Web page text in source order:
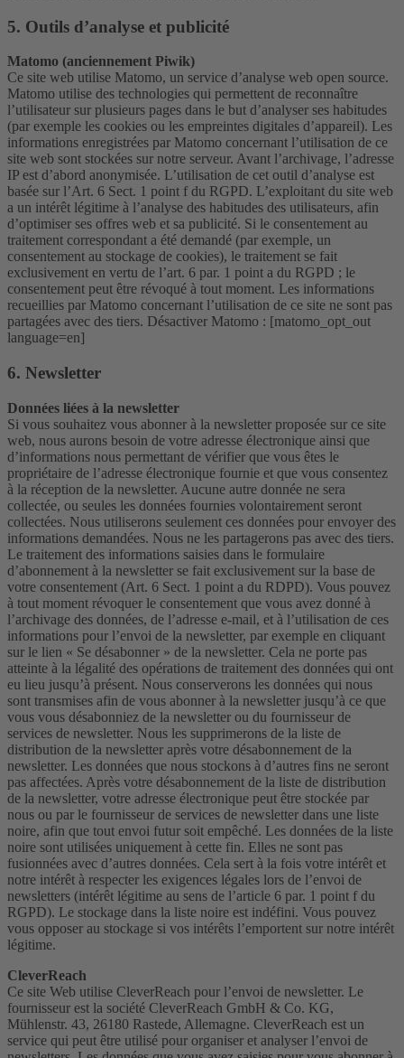
5. Outils d’analyse et publicité
Matomo (anciennement Piwik)
Ce site web utilise Matomo, un service d’analyse web open source.
Matomo utilise des technologies qui permettent de reconnaître
l’utilisateur sur plusieurs pages dans le but d’analyser ses habitudes
(par exemple les cookies ou les empreintes digitales d’appareil). Les
informations enregistrées par Matomo concernant l’utilisation de ce
site web sont stockées sur notre serveur. Avant l’archivage, l’adresse
IP est d’abord anonymisée. L’utilisation de cet outil d’analyse est
basée sur l’Art. 6 Sect. 1 point f du RGPD. L’exploitant du site web
a un intérêt légitime à l’analyse des habitudes des utilisateurs, afin
d’optimiser ses offres web et sa publicité. Si le consentement au
traitement correspondant a été demandé (par exemple, un
consentement au stockage de cookies), le traitement se fait
exclusivement en vertu de l’art. 6 par. 1 point a du RGPD ; le
consentement peut être révoqué à tout moment. Les informations
recueillies par Matomo concernant l’utilisation de ce site ne sont pas
partagées avec des tiers. Désactiver Matomo : [matomo_opt_out
language=en]
6. Newsletter
Données liées à la newsletter
Si vous souhaitez vous abonner à la newsletter proposée sur ce site
web, nous aurons besoin de votre adresse électronique ainsi que
d’informations nous permettant de vérifier que vous êtes le
propriétaire de l’adresse électronique fournie et que vous consentez
à la réception de la newsletter. Aucune autre donnée ne sera
collectée, ou seules les données fournies volontairement seront
collectées. Nous utiliserons seulement ces données pour envoyer des
informations demandées. Nous ne les partagerons pas avec des tiers.
Le traitement des informations saisies dans le formulaire
d’abonnement à la newsletter se fait exclusivement sur la base de
votre consentement (Art. 6 Sect. 1 point a du RDPD). Vous pouvez
à tout moment révoquer le consentement que vous avez donné à
l’archivage des données, de l’adresse e-mail, et à l’utilisation de ces
informations pour l’envoi de la newsletter, par exemple en cliquant
sur le lien « Se désabonner » de la newsletter. Cela ne porte pas
atteinte à la légalité des opérations de traitement des données qui ont
eu lieu jusqu’à présent. Nous conserverons les données qui nous
sont transmises afin de vous abonner à la newsletter jusqu’à ce que
vous vous désabonniez de la newsletter ou du fournisseur de
services de newsletter. Nous les supprimerons de la liste de
distribution de la newsletter après votre désabonnement de la
newsletter. Les données que nous stockons à d’autres fins ne seront
pas affectées. Après votre désabonnement de la liste de distribution
de la newsletter, votre adresse électronique peut être stockée par
nous ou par le fournisseur de services de newsletter dans une liste
noire, afin que tout envoi futur soit empêché. Les données de la liste
noire sont utilisées uniquement à cette fin. Elles ne sont pas
fusionnées avec d’autres données. Cela sert à la fois votre intérêt et
notre intérêt à respecter les exigences légales lors de l’envoi de
newsletters (intérêt légitime au sens de l’article 6 par. 1 point f du
RGPD). Le stockage dans la liste noire est indéfini. Vous pouvez
vous opposer au stockage si vos intérêts l’emportent sur notre intérêt
légitime.
CleverReach
Ce site Web utilise CleverReach pour l’envoi de newsletter. Le
fournisseur est la société CleverReach GmbH & Co. KG,
Mühlenstr. 43, 26180 Rastede, Allemagne. CleverReach est un
service qui peut être utilisé pour organiser et analyser l’envoi de